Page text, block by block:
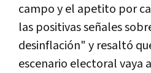
campo y el apetito por
las positivas señales
desinflación" y resaltó
escenario electoral vaya